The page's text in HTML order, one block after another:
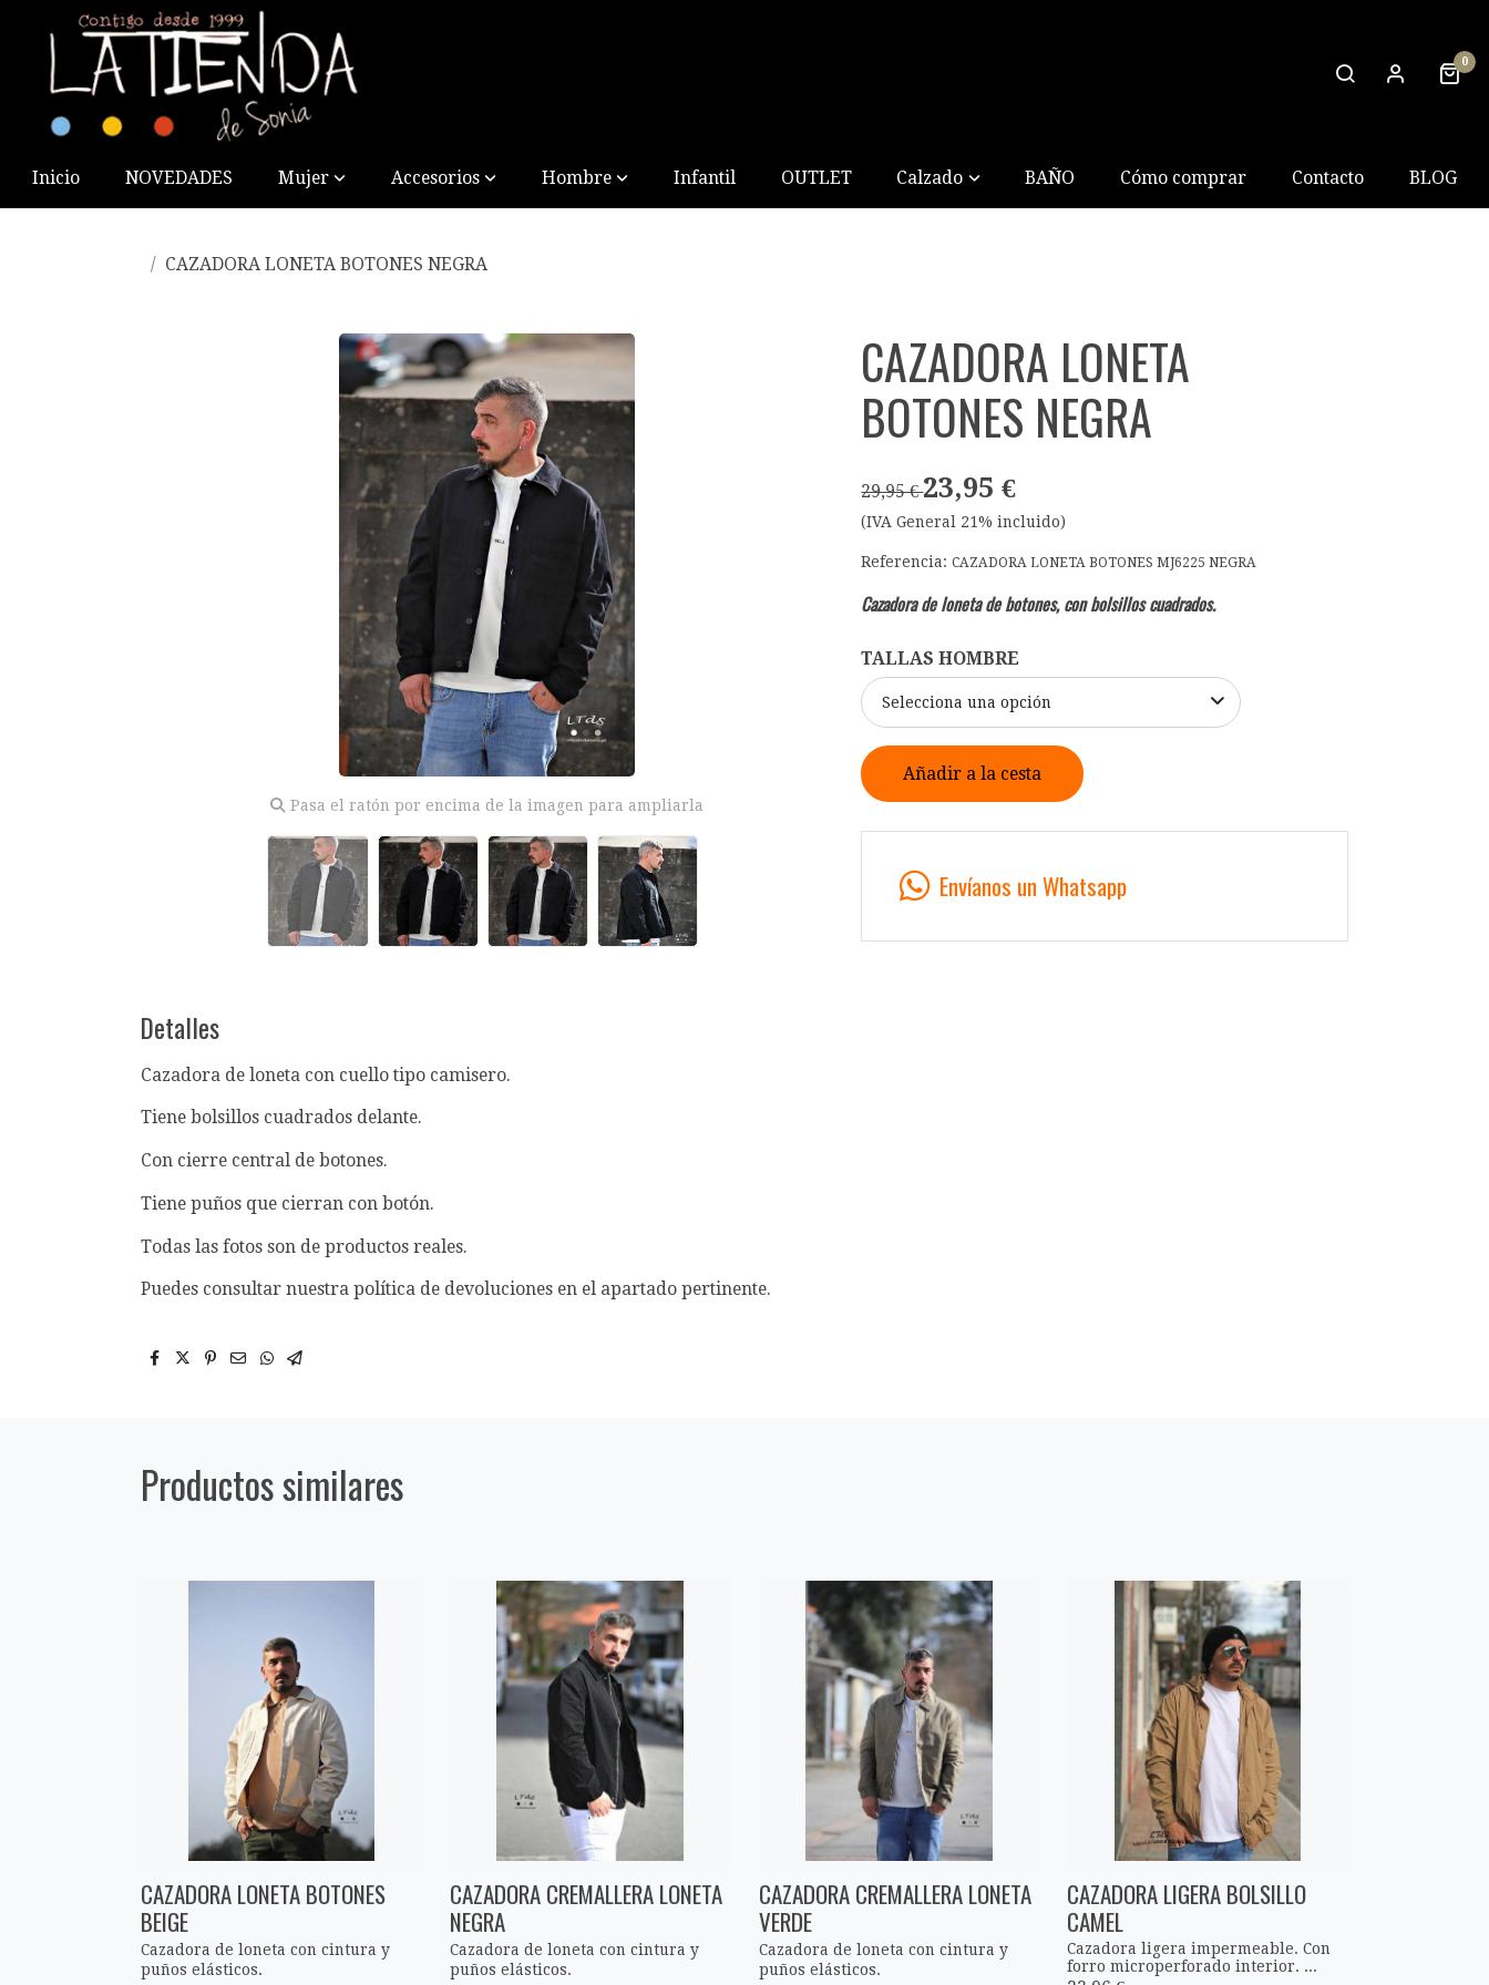
0
Inicio NOVEDADES Mujer Accesorios Hombre Infantil OUTLET Calzado BAÑO Cómo comprar Contacto BLOG
CAZADORA LONETA BOTONES NEGRA
Pasa el ratón por encima de la imagen para ampliarla
Detalles
Cazadora de loneta con cuello tipo camisero.
Tiene bolsillos cuadrados delante.
Con cierre central de botones.
Tiene puños que cierran con botón.
Todas las fotos son de productos reales.
Puedes consultar nuestra política de devoluciones en el apartado pertinente.
CAZADORA LONETA
BOTONES NEGRA
29,95 €23,95 €
(IVA General 21% incluido)
Referencia:CAZADORA LONETA BOTONES MJ6225 NEGRA
Cazadora de loneta de botones, con bolsillos cuadrados.
TALLAS HOMBRE
Selecciona una opción
Añadir a la cesta
Envíanos un Whatsapp
Productos similares
CAZADORA LONETA BOTONES
BEIGE
Cazadora de loneta con cintura y
puños elásticos.
CAZADORA CREMALLERA LONETA
NEGRA
Cazadora de loneta con cintura y
puños elásticos.
CAZADORA CREMALLERA LONETA
VERDE
Cazadora de loneta con cintura y
puños elásticos.
CAZADORA LIGERA BOLSILLO
CAMEL
Cazadora ligera impermeable. Con
forro microperforado interior. ...